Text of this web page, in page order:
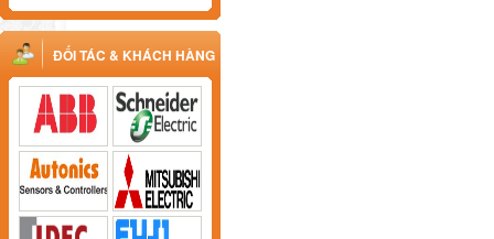
ĐỐI TÁC & KHÁCH HÀNG